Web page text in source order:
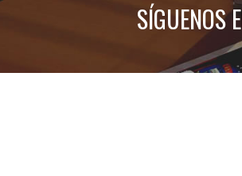
SÍGUENOS